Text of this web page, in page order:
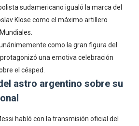
sudamericano igualó la marca del
Klose como el máximo artillero
como la gran figura del
una emotiva celebración
el césped.
astro argentino sobre su
habló con la transmisión oficial del